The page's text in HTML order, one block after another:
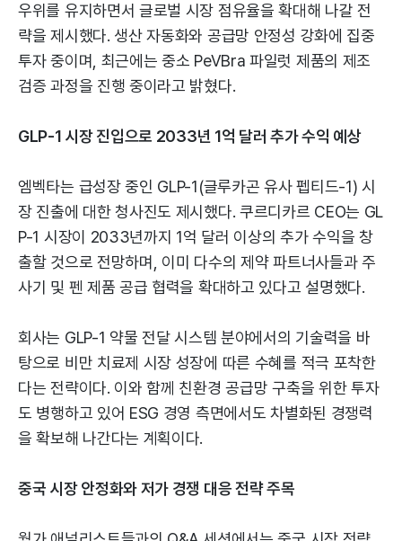
우위를 유지하면서 글로벌 시장 점유율을 확대해 나갈 전
략을 제시했다. 생산 자동화와 공급망 안정성 강화에 집중
투자 중이며, 최근에는 중소 PeVBra 파일럿 제품의 제조
검증 과정을 진행 중이라고 밝혔다.
GLP-1 시장 진입으로 2033년 1억 달러 추가 수익 예상
엠벡타는 급성장 중인 GLP-1(글루카곤 유사 펩티드-1) 시
장 진출에 대한 청사진도 제시했다. 쿠르디카르 CEO는 GL
P-1 시장이 2033년까지 1억 달러 이상의 추가 수익을 창
출할 것으로 전망하며, 이미 다수의 제약 파트너사들과 주
사기 및 펜 제품 공급 협력을 확대하고 있다고 설명했다.
회사는 GLP-1 약물 전달 시스템 분야에서의 기술력을 바
탕으로 비만 치료제 시장 성장에 따른 수혜를 적극 포착한
다는 전략이다. 이와 함께 친환경 공급망 구축을 위한 투자
도 병행하고 있어 ESG 경영 측면에서도 차별화된 경쟁력
을 확보해 나간다는 계획이다.
중국 시장 안정화와 저가 경쟁 대응 전략 주목